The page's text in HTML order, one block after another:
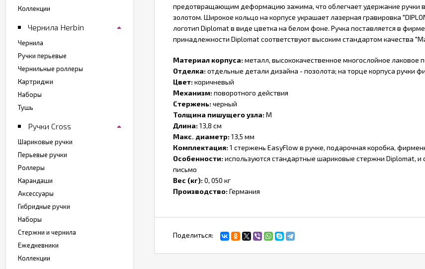
предотвращающим деформацию зажима, что облегчает удержание ручки
золотом. Широкое кольцо на корпусе украшает лазерная гравировка
логотип Diplomat в виде цветка на белом фоне. Ручка поставляется в
принадлежности Diplomat соответствуют высоким стандартом качества
Материал корпуса:металл, высококачественное многослойное лаковое
Отделка:отдельные детали дизайна - позолота; на торце корпуса ручки
Цвет:коричневый
Механизм:поворотного действия
Стержень:черный
Толщина пишущего узла:M
Длина:13,8 см
Макс. диаметр:13,5 мм
Комплектация:1 стержень EasyFlow в ручке, подарочная коробка,
Особенности:используются стандартные шариковые стержни Diplomat,
письмо
Вес (кг):0, 050 кг
Производство:Германия
Поделиться:
Коллекции
Чернила Herbin
Чернила
Ручки перьевые
Чернильные роллеры
Картриджи
Наборы
Тушь
Ручки Cross
Шариковые ручки
Перьевые ручки
Роллеры
Карандаши
Аксессуары
Гибридные ручки
Наборы
Стержни и чернила
Ежедневники
Коллекции